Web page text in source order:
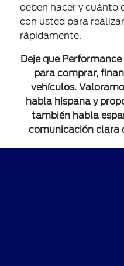
deben hacer y cuánto
con usted para
rápidamente.
Deje que
para comprar,
vehículos.
habla hispana y
también habla
comunicación clara